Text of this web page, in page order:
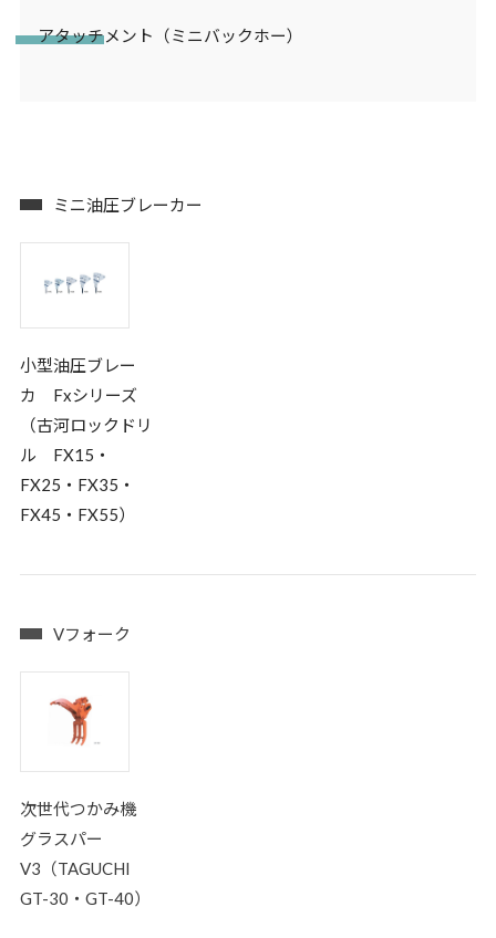
アタッチメント（ミニバックホー）
ミニ油圧ブレーカー
小型油圧ブレー
カ Fxシリーズ
（古河ロックドリ
ル FX15・
FX25・FX35・
FX45・FX55）
Vフォーク
次世代つかみ機
グラスパー
V3（TAGUCHI
GT-30・GT-40）